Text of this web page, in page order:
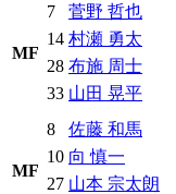
MF
7
菅野 哲也
14 村瀬 勇太
28 布施 周士
33 山田 晃平
MF
8
佐藤 和馬
10 向 慎一
27 山本 宗太朗